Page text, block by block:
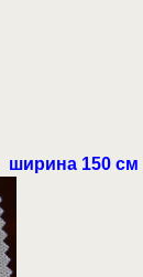
ширина 150 см